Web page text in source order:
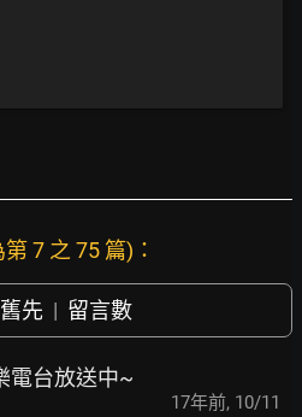
7 之 75 篇)：
先 | 留言數
電台放送中~
17年前, 10/11